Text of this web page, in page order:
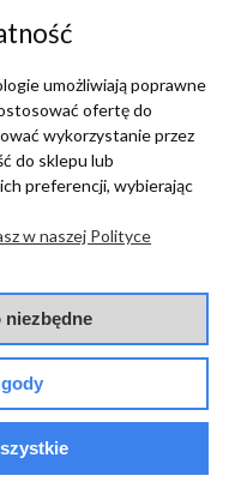
999,00 zł
umożliwiają poprawne
ofertę do
wykorzystanie przez
do sklepu lub
preferencji, wybierając
w naszej Polityce